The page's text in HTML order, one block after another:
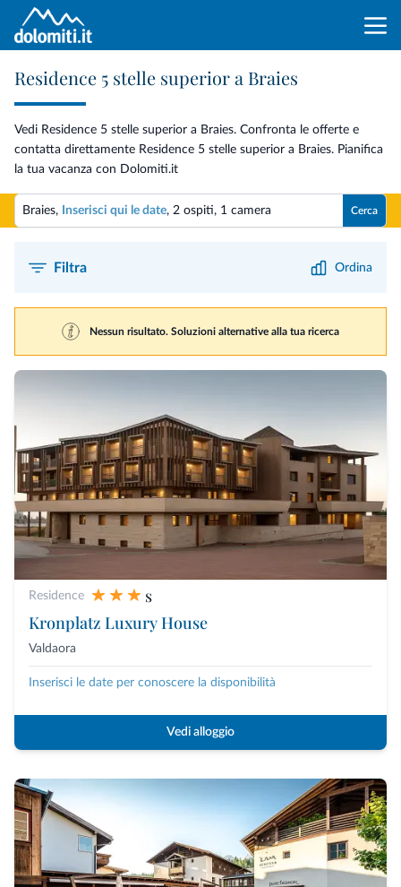
Residence 5 stelle superior a Braies
Vedi Residence 5 stelle superior a Braies. Confronta le offerte e
contatta direttamente Residence 5 stelle superior a Braies. Pianifica
la tua vacanza con Dolomiti.it
Braies, Inserisci qui le date, 2 ospiti, 1 camera Cerca
Filtra Ordina
Nessun risultato. Soluzioni alternative alla tua ricerca
Residence
s
Kronplatz Luxury House
Valdaora
Inserisci le date per conoscere la disponibilità
Vedi alloggio